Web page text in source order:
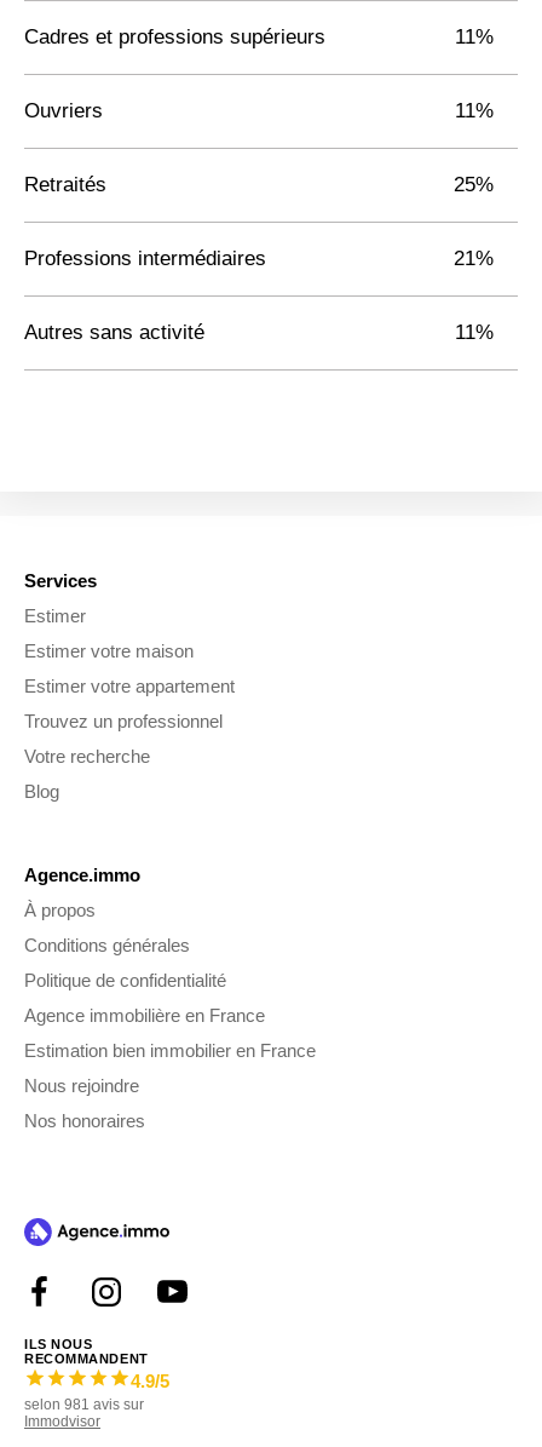
Cadres et professions supérieurs 11%
Ouvriers 11%
Retraités 25%
Professions intermédiaires 21%
Autres sans activité 11%
Services
Estimer
Estimer votre maison
Estimer votre appartement
Trouvez un professionnel
Votre recherche
Blog
Agence.immo
À propos
Conditions générales
Politique de confidentialité
Agence immobilière en France
Estimation bien immobilier en France
Nous rejoindre
Nos honoraires
ILS NOUS
RECOMMANDENT
4.9/5
selon 981 avis sur
Immodvisor